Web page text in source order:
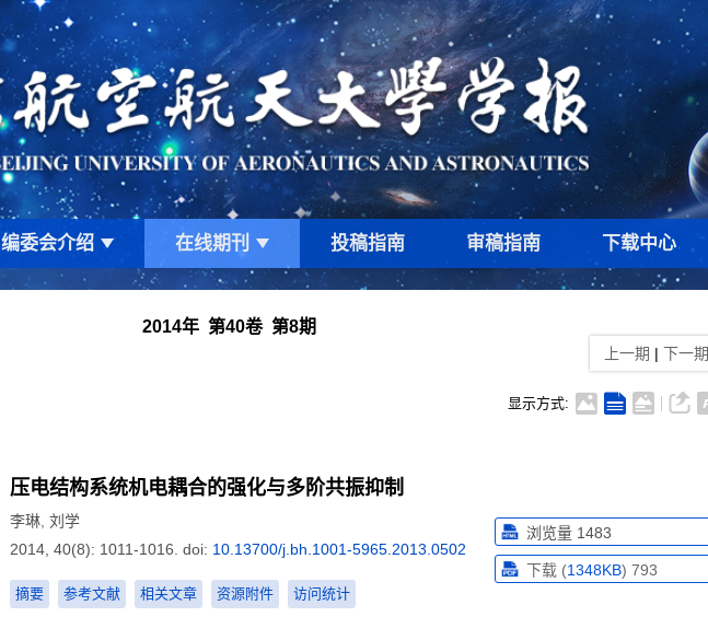
编委会介绍 在线期刊 投稿指南 审稿指南 下载中心
2014年 第40卷 第8期
上一期 | 下一期
显示方式:
压电结构系统机电耦合的强化与多阶共振抑制
李琳 刘学
2014, 40(8): 1011-1016. doi: 10.13700/j.bh.1001-5965.2013.0502
摘要 参考文献 相关文章 资源附件 访问统计
浏览量 1483
下载 (1348KB) 793